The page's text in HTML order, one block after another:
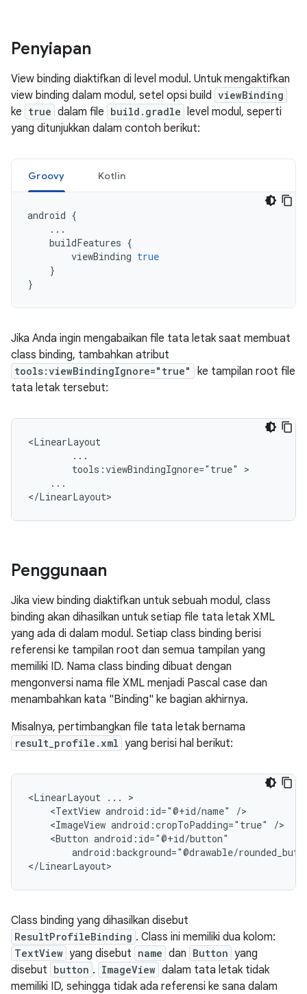
Penyiapan
View binding diaktifkan di level modul. Untuk mengaktifkan
view binding dalam modul, setel opsi build viewBinding
ke true dalam file build.gradle level modul, seperti
yang ditunjukkan dalam contoh berikut:
Groovy Kotlin
android {
...
buildFeatures {
viewBinding true
}
}
Jika Anda ingin mengabaikan file tata letak saat membuat
class binding, tambahkan atribut
tools:viewBindingIgnore="true"
ke tampilan root file
tata letak tersebut:
tools:viewBindingIgnore="true"
...
Penggunaan
Jika view binding diaktifkan untuk sebuah modul, class
binding akan dihasilkan untuk setiap file tata letak XML
yang ada di dalam modul. Setiap class binding berisi
referensi ke tampilan root dan semua tampilan yang
memiliki ID. Nama class binding dibuat dengan
mengonversi nama file XML menjadi Pascal case dan
menambahkan kata "Binding" ke bagian akhirnya.
Misalnya, pertimbangkan file tata letak bernama
result_profile.xml yang berisi hal berikut:
<LinearLayout ...
<TextView android:id="@+id/name"
<ImageView android:cropToPadding="true"
<Button
android:background="@drawable/
Class binding yang dihasilkan disebut
ResultProfileBinding . Class ini memiliki dua kolom:
TextView yang disebut name dan Button yang
disebut button . ImageView dalam tata letak tidak
memiliki ID, sehingga tidak ada referensi ke sana dalam